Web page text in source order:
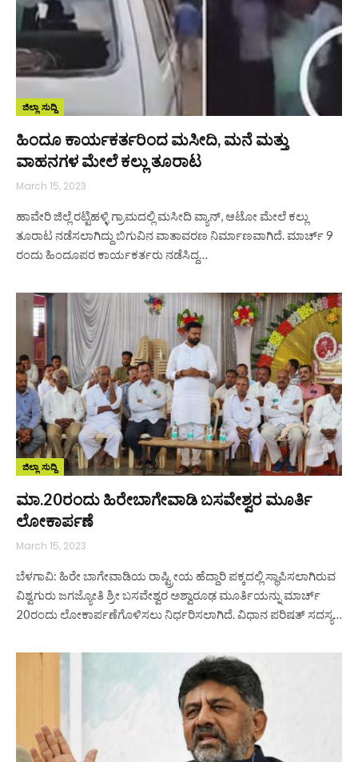
ಜಿಲ್ಲಾ ಸುದ್ದಿ
ಹಿಂದೂ ಕಾರ್ಯಕರ್ತರಿಂದ ಮಸೀದಿ, ಮನೆ ಮತ್ತು
ವಾಹನಗಳ ಮೇಲೆ ಕಲ್ಲು ತೂರಾಟ
March 15, 2023
ಹಾವೇರಿ ಜಿಲ್ಲೆ ರಟ್ಟಿಹಳ್ಳಿ ಗ್ರಾಮದಲ್ಲಿ ಮಸೀದಿ ವ್ಯಾನ್, ಆಟೋ ಮೇಲೆ ಕಲ್ಲು
ತೂರಾಟ ನಡೆಸಲಾಗಿದ್ದು ಬಿಗುವಿನ ವಾತಾವರಣ ನಿರ್ಮಾಣವಾಗಿದೆ. ಮಾರ್ಚ್ 9
ರಂದು ಹಿಂದೂಪರ ಕಾರ್ಯಕರ್ತರು ನಡೆಸಿದ್ದ…
ಜಿಲ್ಲಾ ಸುದ್ದಿ
ಮಾ.20ರಂದು ಹಿರೇಬಾಗೇವಾಡಿ ಬಸವೇಶ್ವರ ಮೂರ್ತಿ
ಲೋಕಾರ್ಪಣೆ
March 15, 2023
ಬೆಳಗಾವಿ: ಹಿರೇ ಬಾಗೇವಾಡಿಯ ರಾಷ್ಟ್ರೀಯ ಹೆದ್ದಾರಿ ಪಕ್ಕದಲ್ಲಿ ಸ್ಥಾಪಿಸಲಾಗಿರುವ
ವಿಶ್ವಗುರು ಜಗಜ್ಯೋತಿ ಶ್ರೀ ಬಸವೇಶ್ವರ ಅಶ್ವಾರೂಢ ಮೂರ್ತಿಯನ್ನು ಮಾರ್ಚ್
20ರಂದು ಲೋಕಾರ್ಪಣೆಗೊಳಿಸಲು ನಿರ್ಧರಿಸಲಾಗಿದೆ. ವಿಧಾನ ಪರಿಷತ್ ಸದಸ್ಯ…